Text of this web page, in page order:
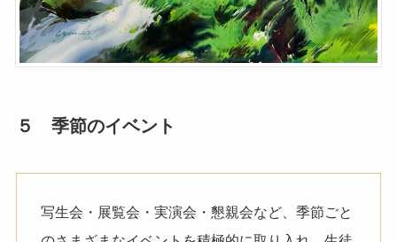
５ 季節のイベント
写生会・展覧会・実演会・懇親会など、季節ごと